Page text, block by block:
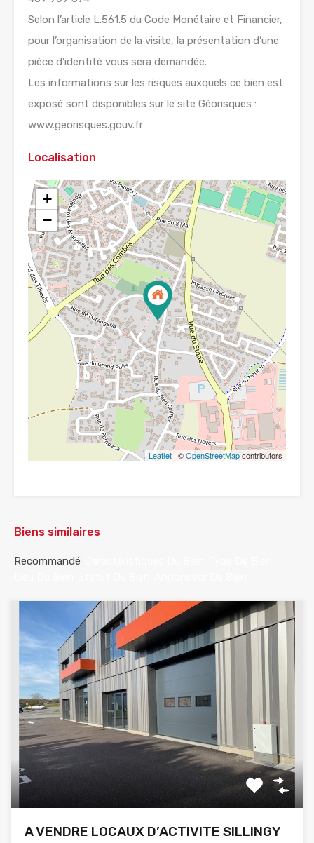
Selon l’article L.561.5 du Code Monétaire et Financier,
pour l’organisation de la visite, la présentation d’une
pièce d’identité vous sera demandée.
Les informations sur les risques auxquels ce bien est
exposé sont disponibles sur le site Géorisques :
www.georisques.gouv.fr
Localisation
+
−
Leaflet | ©OpenStreetMapcontributors
Biens similaires
Recommandé
A VENDRE LOCAUX D’ACTIVITE SILLINGY